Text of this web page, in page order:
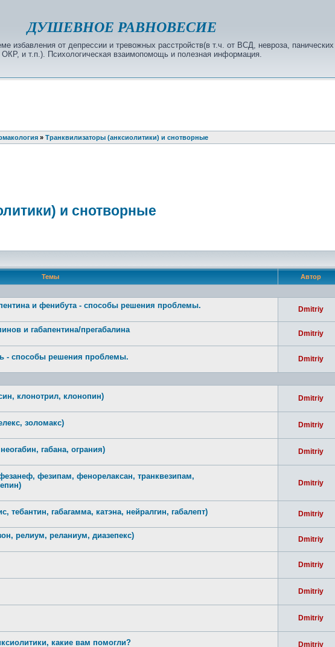
ДУШЕВНОЕ РАВНОВЕСИЕ
избавления от депрессии и тревожных расстройств(в т.ч. от ВСД, невроза, панических
ОКР, и т.п.). Психологическая взаимопомощь и полезная информация.
»Транквилизаторы (анксиолитики) и снотворные
и снотворные
Темы Автор
и фенибута - способы решения проблемы. Dmitriy
и габапентина/прегабалина Dmitriy
- способы решения проблемы. Dmitriy
клонотрил, клонопин) Dmitriy
золомакс) Dmitriy
габана, ограния) Dmitriy
фезипам, фенорелаксан, транквезипам,
Dmitriy
тебантин, габагамма, катэна, нейралгин, габалепт) Dmitriy
релиум, реланиум, диазепекс) Dmitriy
Dmitriy
Dmitriy
Dmitriy
какие вам помогли? Dmitriy